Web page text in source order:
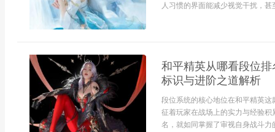
人习惯的界面能减少视觉干扰，
和平精英从哪看段位
标识与进阶之道解析
段位系统的核心地位在和平精英
征着玩家在战场上的实力与经验
名，就如同掌握了审视自身战斗